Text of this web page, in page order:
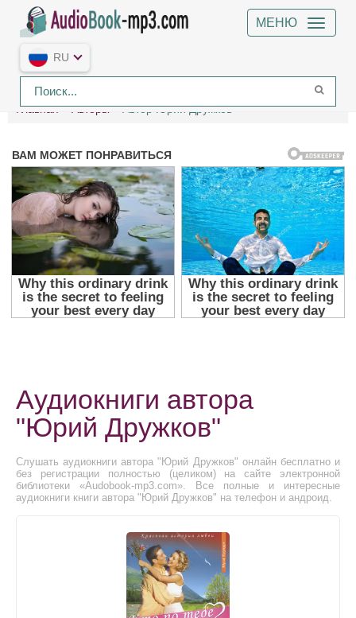
МЕНЮ
RU
Главная Авторы Автор Юрий Дружков
Аудиокниги автора
"Юрий Дружков"
Слушать аудиокниги автора "Юрий Дружков" онлайн бесплатно и
без регистрации полностью (целиком) на сайте электронной
библиотеки «Audobook-mp3.com». Все полные и интересные
аудиокниги книги автора "Юрий Дружков" на телефон и андроид.